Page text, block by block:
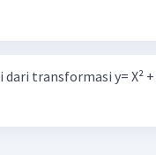
dalam kemasan
kg dan 50 kg dalam truk
biaya angkut semua
C. Rp2.312.000 B.
transformasi y= X² +